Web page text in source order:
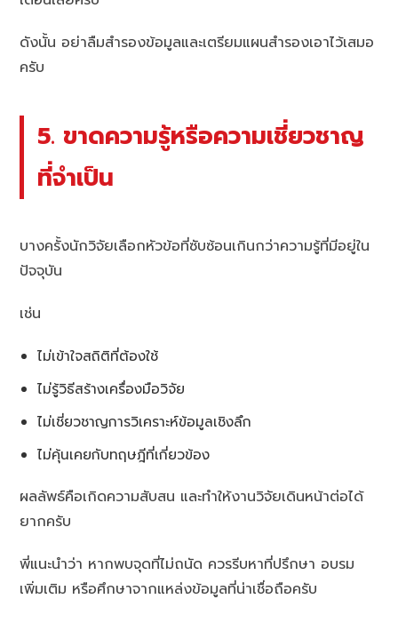
ดังนั้น อย่าลืมสำรองข้อมูลและเตรียมแผนสำรองเอาไว้เสมอ
ครับ
5. ขาดความรู้หรือความเชี่ยวชาญ
ที่จำเป็น
บางครั้งนักวิจัยเลือกหัวข้อที่ซับซ้อนเกินกว่าความรู้ที่มีอยู่ใน
ปัจจุบัน
เช่น
ไม่เข้าใจสถิติที่ต้องใช้
ไม่รู้วิธีสร้างเครื่องมือวิจัย
ไม่เชี่ยวชาญการวิเคราะห์ข้อมูลเชิงลึก
ไม่คุ้นเคยกับทฤษฎีที่เกี่ยวข้อง
ผลลัพธ์คือเกิดความสับสน และทำให้งานวิจัยเดินหน้าต่อได้
ยากครับ
พี่แนะนำว่า หากพบจุดที่ไม่ถนัด ควรรีบหาที่ปรึกษา อบรม
เพิ่มเติม หรือศึกษาจากแหล่งข้อมูลที่น่าเชื่อถือครับ